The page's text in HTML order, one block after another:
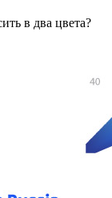
в два цвета?